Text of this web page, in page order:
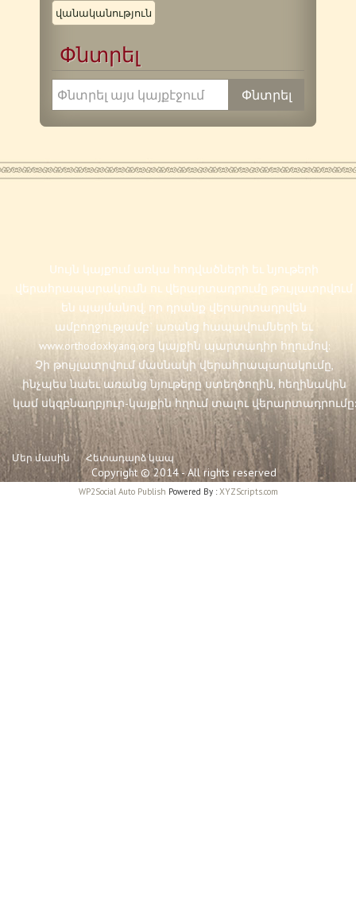
վանականություն
Փնտրել
Սույն կայքում առկա հոդվածների եւ նյութերի
վերահրապարակումն ու վերարտադրումը թույլատրվում
են պայմանով, որ դրանք վերարտադրվեն
ամբողջությամբ` առանց հապավումների եւ
www.orthodoxkyanq.org կայքին պարտադիր հղումով:
Չի թույլատրվում մասնակի վերահրապարակումը,
ինչպես նաեւ առանց նյութերը ստեղծողին, հեղինակին
կամ սկզբնաղբյուր-կայքին հղում տալու վերարտադրումը:
Մեր մասին Հետադարձ կապ
Copyright © 2014 - All rights reserved
WP2Social Auto Publish Powered By :XYZScripts.com